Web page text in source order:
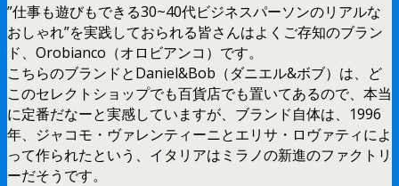
”仕事も遊びもできる30~40代ビジネスパーソンのリアルな
おしゃれ”を実践しておられる皆さんはよくご存知のブラン
ド、Orobianco（オロビアンコ）です。
こちらのブランドとDaniel&Bob（ダニエル&ボブ）は、ど
このセレクトショップでも百貨店でも置いてあるので、本当
に定番だなーと実感していますが、ブランド自体は、1996
年、ジャコモ・ヴァレンティーニとエリサ・ロヴァティによ
って作られたという、イタリアはミラノの新進のファクトリ
ーだそうです。